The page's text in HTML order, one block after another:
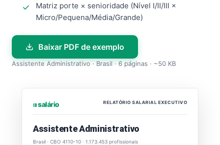
Matriz porte × senioridade (Nível I/II/III ×
Micro/Pequena/Média/Grande)
Baixar PDF de exemplo
Assistente Administrativo · Brasil · 6 páginas · ~50 KB
⏐⏐⏐ salário RELATÓRIO SALARIAL EXECUTIVO
Assistente Administrativo
Brasil · CBO 4110-10 · 1.173.453 profissionais